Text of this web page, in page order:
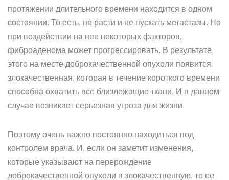
протяжении длительного времени находится в одном
состоянии. То есть, не расти и не пускать метастазы. Но
при воздействии на нее некоторых факторов,
фиброаденома может прогрессировать. В результате
этого на месте доброкачественной опухоли появится
злокачественная, которая в течение короткого времени
способна охватить все близлежащие ткани. И в данном
случае возникает серьезная угроза для жизни.
Поэтому очень важно постоянно находиться под
контролем врача. И, если он заметит изменения,
которые указывают на перерождение
доброкачественной опухоли в злокачественную, то ее